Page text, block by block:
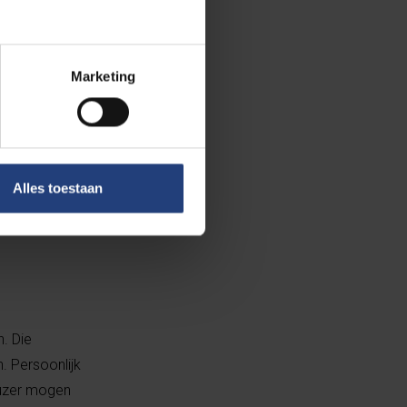
Marketing
Alles toestaan
Die
Persoonlijk
mogen